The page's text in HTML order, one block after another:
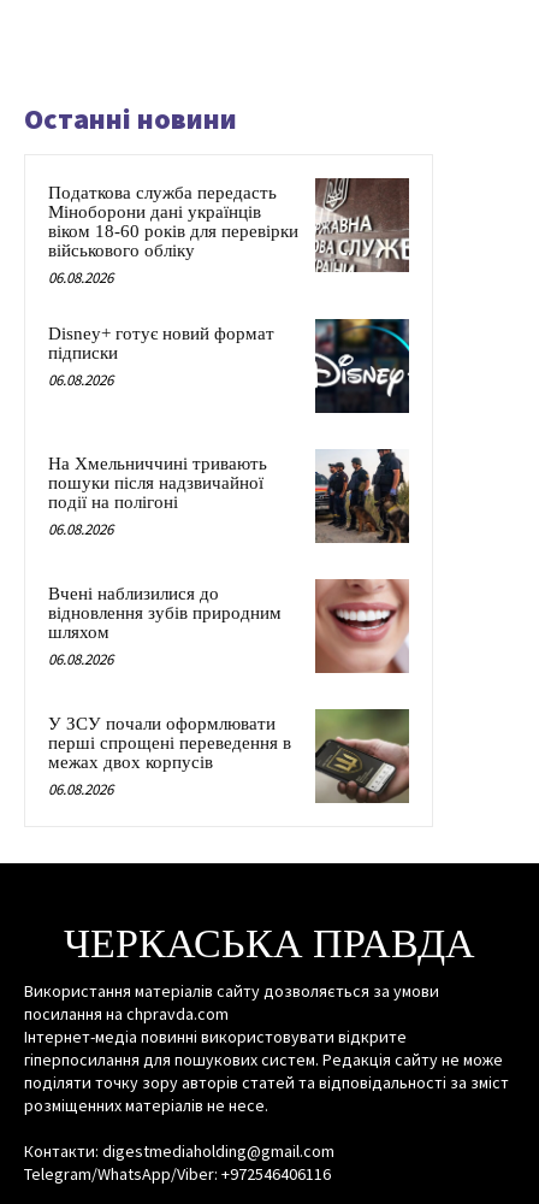
Останні новини
Податкова служба передасть
Міноборони дані українців
віком 18-60 років для перевірки
військового обліку
06.08.2026
Disney+ готує новий формат
підписки
06.08.2026
На Хмельниччині тривають
пошуки після надзвичайної
події на полігоні
06.08.2026
Вчені наблизилися до
відновлення зубів природним
шляхом
06.08.2026
У ЗСУ почали оформлювати
перші спрощені переведення в
межах двох корпусів
06.08.2026
ЧЕРКАСЬКА ПРАВДА
Використання матеріалів сайту дозволяється за умови
посилання на chpravda.com
Інтернет-медіа повинні використовувати відкрите
гіперпосилання для пошукових систем. Редакція сайту не може
поділяти точку зору авторів статей та відповідальності за зміст
розміщенних матеріалів не несе.
Контакти: digestmediaholding@gmail.com
Telegram/WhatsApp/Viber: +972546406116